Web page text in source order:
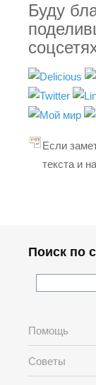
Буду
Если
текста и
Поиск по
Помощь
Советы